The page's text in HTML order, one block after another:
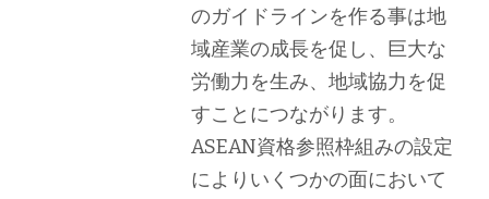
のガイドラインを作る事は地
域産業の成長を促し、巨大な
労働力を生み、地域協力を促
すことにつながります。
ASEAN資格参照枠組みの設定
によりいくつかの面において